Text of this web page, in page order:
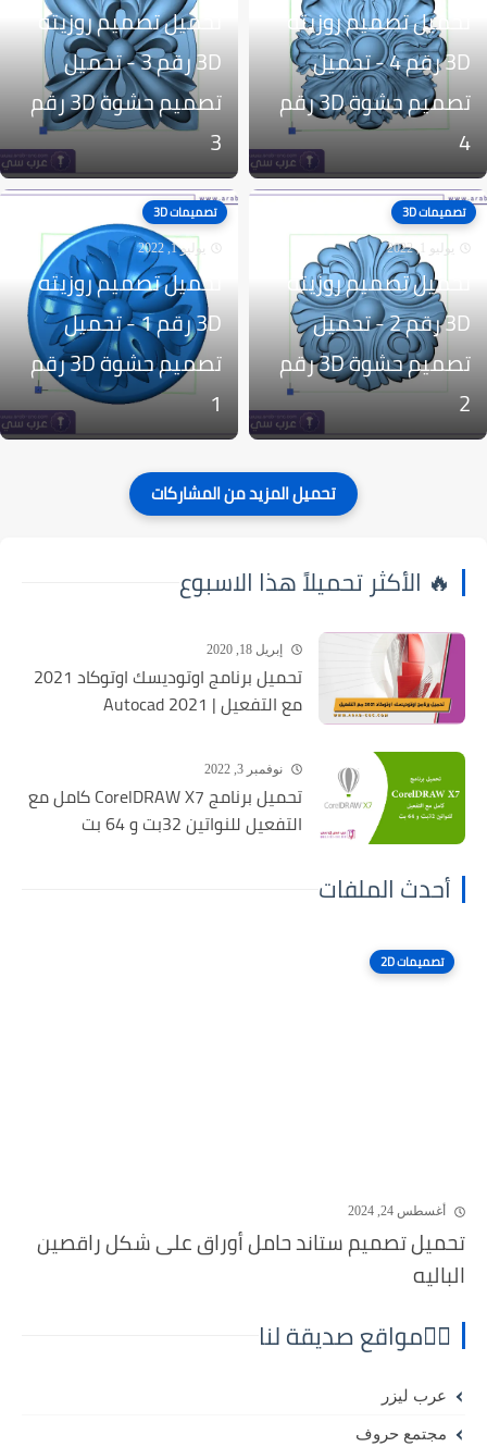
تحميل تصميم روزيته
3D رقم 4 - تحميل
تصميم حشوة 3D رقم
4
تحميل تصميم روزيته
3D رقم 3 - تحميل
تصميم حشوة 3D رقم
3
تصميمات 3D
يوليو 1, 2022
تحميل تصميم روزيته
3D رقم 2 - تحميل
تصميم حشوة 3D رقم
2
تصميمات 3D
يوليو 1, 2022
تحميل تصميم روزيته
3D رقم 1 - تحميل
تصميم حشوة 3D رقم
1
🔥 الأكثر تحميلاً هذا الاسبوع
إبريل 18, 2020
تحميل برنامج اوتوديسك اوتوكاد 2021
مع التفعيل | Autocad 2021
نوفمبر 3, 2022
تحميل برنامج CorelDRAW X7 كامل مع
التفعيل للنواتين 32بت و 64 بت
أحدث الملفات
تصميمات 2D
أغسطس 24, 2024
تحميل تصميم ستاند حامل أوراق على شكل راقصين
الباليه
⛓️‍💥مواقع صديقة لنا
عرب ليزر
مجتمع حروف